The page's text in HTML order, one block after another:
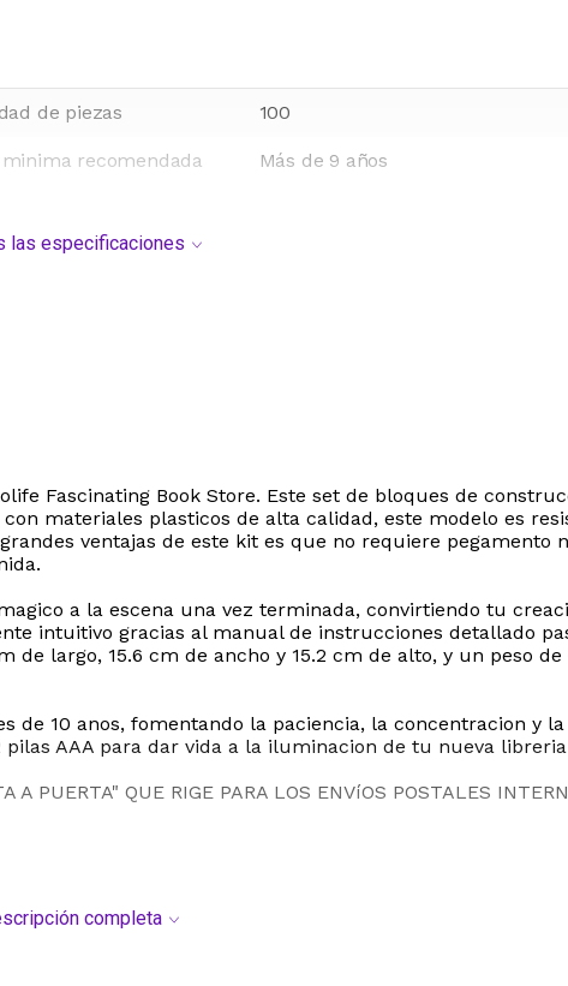
de piezas 100
minima recomendada Más de 9 años
las especificaciones
Fascinating Book Store. Este set de bloques de
materiales plasticos de alta calidad, este modelo es
ventajas de este kit es que no requiere pegamento
a la escena una vez terminada, convirtiendo tu
intuitivo gracias al manual de instrucciones detallado
largo, 15.6 cm de ancho y 15.2 cm de alto, y un peso de
de 10 anos, fomentando la paciencia, la concentracion y
AAA para dar vida a la iluminacion de tu nueva
A PUERTA" QUE RIGE PARA LOS ENVíOS POSTALES
completa